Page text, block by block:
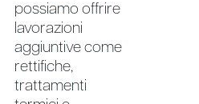
possiamo offrire
lavorazioni
aggiuntive come
rettifiche,
trattamenti